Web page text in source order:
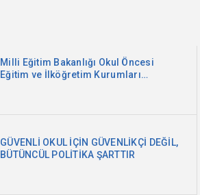
Milli Eğitim Bakanlığı Okul Öncesi
Eğitim ve İlköğretim Kurumları
GÜVENLİ OKUL İÇİN GÜVENLİKÇİ DEĞİL,
BÜTÜNCÜL POLİTİKA ŞARTTIR